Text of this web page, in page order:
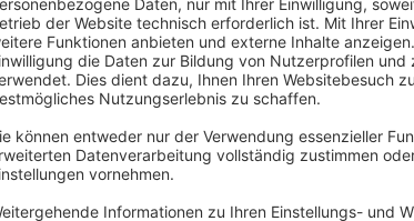
versorgt den Anwender durch